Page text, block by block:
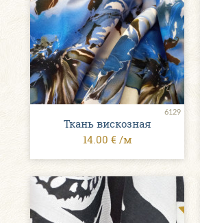
6129
Ткань вискозная
14.00 € /м